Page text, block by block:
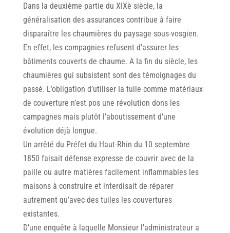
Dans la deuxième partie du XIXè siècle, la
généralisation des assurances contribue à faire
disparaître les chaumières du paysage sous-vosgien.
En effet, les compagnies refusent d’assurer les
bâtiments couverts de chaume. A Ia fin du siècle, Ies
chaumières gui subsistent sont des témoignages du
passé. L’obligation d’utiliser Ia tuile comme matériaux
de couverture n’est pos une révolution dons les
campagnes mais plutôt l’aboutissement d’une
évolution déjà longue.
Un arrêté du Préfet du Haut-Rhin du 10 septembre
1850 faisait défense expresse de couvrir avec de la
paille ou autre matières facilement inflammables les
maisons à construire et interdisait de réparer
autrement qu’avec des tuiles les couvertures
existantes.
D’une enquête à laquelle Monsieur l’administrateur a